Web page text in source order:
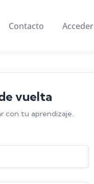
Contacto Acceder
vuelta
con tu aprendizaje.